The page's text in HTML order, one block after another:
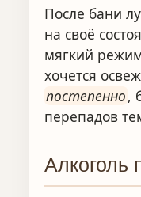
После бани
на своё
мягкий
хочется
постепенно,
перепадов
Алкоголь